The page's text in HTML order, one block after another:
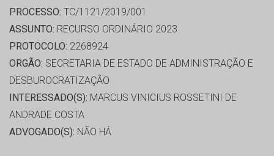
PROCESSO: TC/1121/2019/001
ASSUNTO: RECURSO ORDINÁRIO 2023
PROTOCOLO: 2268924
ORGÃO: SECRETARIA DE ESTADO DE ADMINISTRAÇÃO E
DESBUROCRATIZAÇÃO
INTERESSADO(S): MARCUS VINICIUS ROSSETINI DE
ANDRADE COSTA
ADVOGADO(S): NÃO HÁ